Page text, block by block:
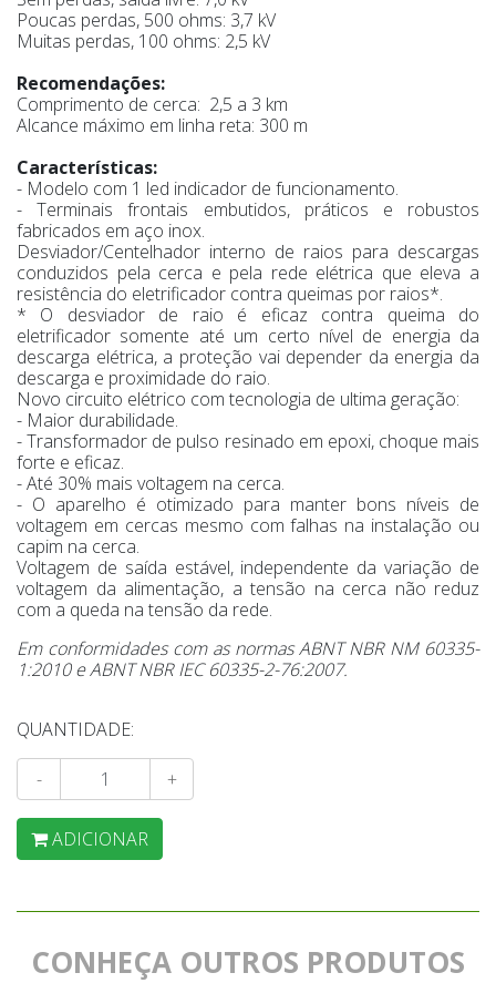
Poucas perdas, 500 ohms: 3,7 kV
Muitas perdas, 100 ohms: 2,5 kV
Recomendações:
Comprimento de cerca: 2,5 a 3 km
Alcance máximo em linha reta: 300 m
Características:
- Modelo com 1 led indicador de funcionamento.
- Terminais frontais embutidos, práticos e robustos
fabricados em aço inox.
Desviador/Centelhador interno de raios para descargas
conduzidos pela cerca e pela rede elétrica que eleva a
resistência do eletrificador contra queimas por raios*.
* O desviador de raio é eficaz contra queima do
eletrificador somente até um certo nível de energia da
descarga elétrica, a proteção vai depender da energia da
descarga e proximidade do raio.
Novo circuito elétrico com tecnologia de ultima geração:
- Maior durabilidade.
- Transformador de pulso resinado em epoxi, choque mais
forte e eficaz.
- Até 30% mais voltagem na cerca.
- O aparelho é otimizado para manter bons níveis de
voltagem em cercas mesmo com falhas na instalação ou
capim na cerca.
Voltagem de saída estável, independente da variação de
voltagem da alimentação, a tensão na cerca não reduz
com a queda na tensão da rede.
Em conformidades com as normas ABNT NBR NM 60335-
1:2010 e ABNT NBR IEC 60335-2-76:2007.
QUANTIDADE:
- +
ADICIONAR
CONHEÇA OUTROS PRODUTOS